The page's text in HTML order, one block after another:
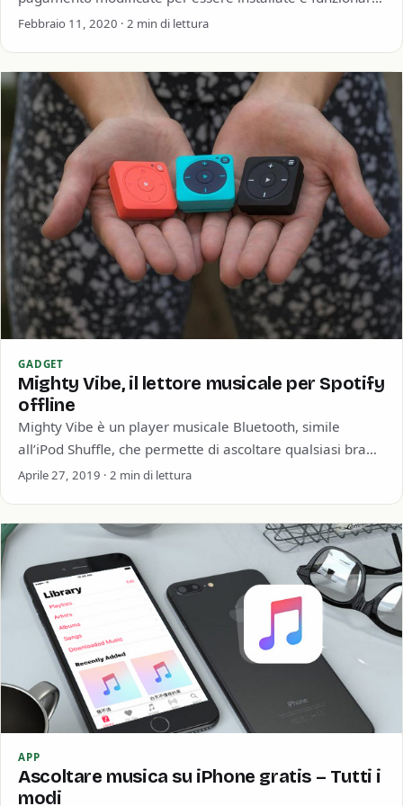
anche senza abbonamento. Questo nel tempo…
Febbraio 11, 2020 · 2 min di lettura
GADGET
Mighty Vibe, il lettore musicale per Spotify
offline
Mighty Vibe è un player musicale Bluetooth, simile
all’iPod Shuffle, che permette di ascoltare qualsiasi brano
o playlist da Spotify senza bisogno…
Aprile 27, 2019 · 2 min di lettura
APP
Ascoltare musica su iPhone gratis – Tutti i
modi